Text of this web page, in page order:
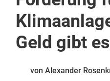
Geld gibt
von Alexander